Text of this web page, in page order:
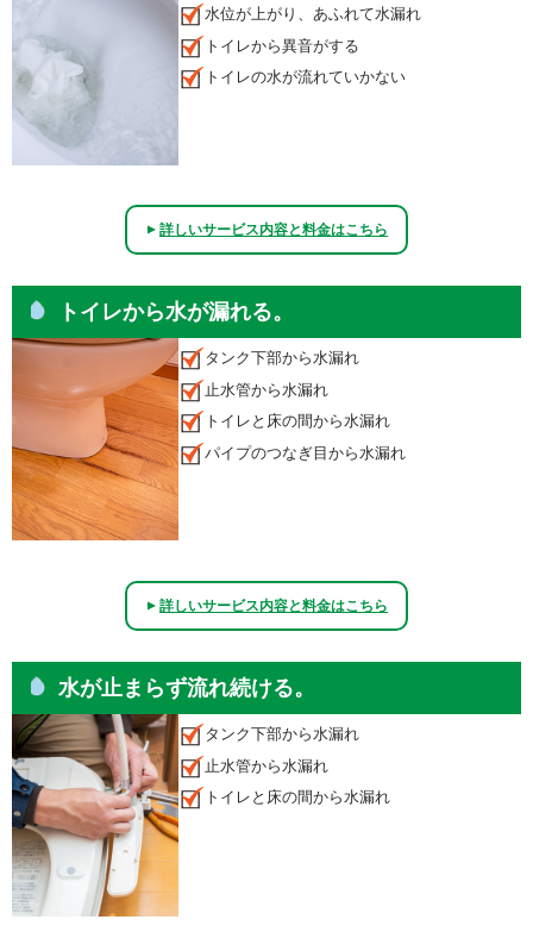
水位が上がり、あふれて水漏れ
トイレから異音がする
トイレの水が流れていかない
▲詳しいサービス内容と料金はこちら
トイレから水が漏れる。
タンク下部から水漏れ
止水管から水漏れ
トイレと床の間から水漏れ
パイプのつなぎ目から水漏れ
▲詳しいサービス内容と料金はこちら
水が止まらず流れ続ける。
タンク下部から水漏れ
止水管から水漏れ
トイレと床の間から水漏れ